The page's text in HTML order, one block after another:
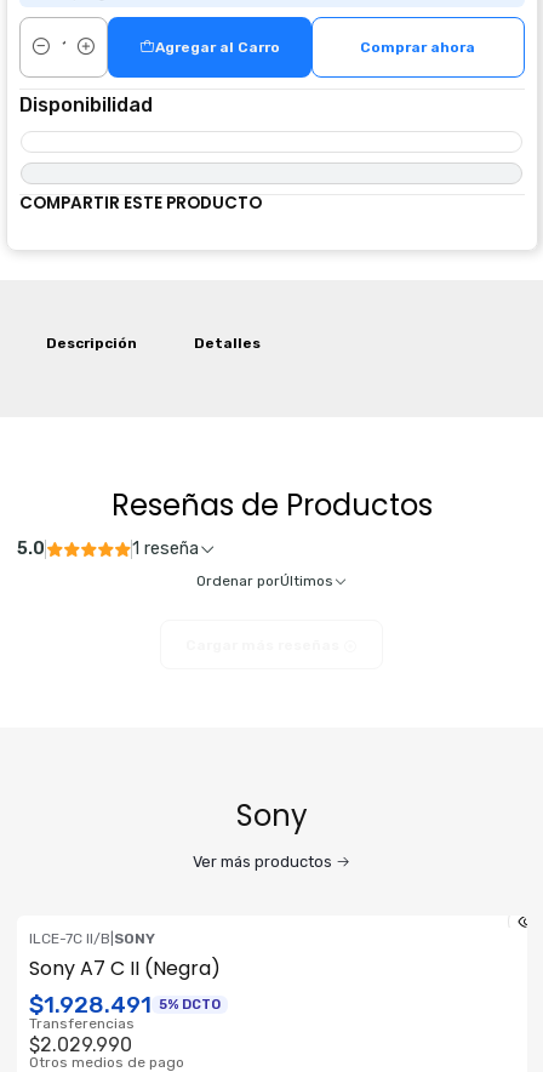
Cantidad
Agregar al Carro Comprar ahora
Disponibilidad
COMPARTIR ESTE PRODUCTO
Descripción Detalles
Reseñas de Productos
5.0 1 reseña
Ordenar porÚltimos
Sony
Ver más productos
ILCE-7C II/B SONY
Sony A7 C II (Negra)
$1.928.491 5% DCTO
Transferencias
$2.029.990
Otros medios de pago